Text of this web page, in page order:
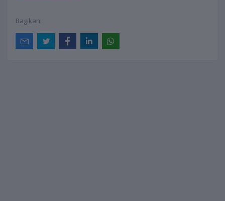
Bagikan: